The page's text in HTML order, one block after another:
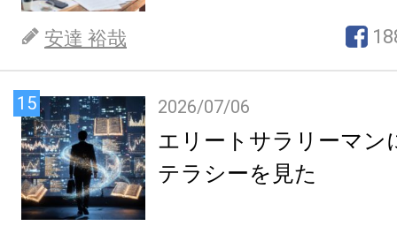
安達 裕哉
15 2026/07/06
エリートサラリーマン
テラシーを見た